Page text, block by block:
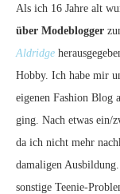
Als ich 16 Jahre alt
über Modeblogger
Aldridge
Hobby. Ich habe mir
eigenen Fashion Blog
ging. Nach etwas ein/
da ich nicht mehr
damaligen
sonstige Teenie-